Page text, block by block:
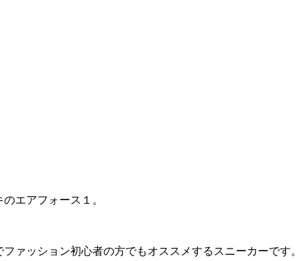
エアフォース１。
ァッション初心者の方でもオススメするスニーカーです。